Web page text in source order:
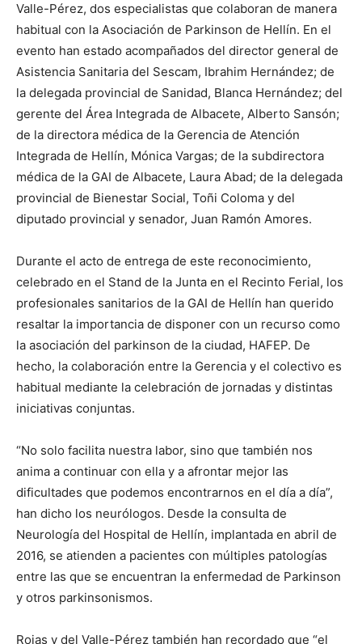
Valle-Pérez, dos especialistas que colaboran de manera
habitual con la Asociación de Parkinson de Hellín. En el
evento han estado acompañados del director general de
Asistencia Sanitaria del Sescam, Ibrahim Hernández; de
la delegada provincial de Sanidad, Blanca Hernández; del
gerente del Área Integrada de Albacete, Alberto Sansón;
de la directora médica de la Gerencia de Atención
Integrada de Hellín, Mónica Vargas; de la subdirectora
médica de la GAI de Albacete, Laura Abad; de la delegada
provincial de Bienestar Social, Toñi Coloma y del
diputado provincial y senador, Juan Ramón Amores.
Durante el acto de entrega de este reconocimiento,
celebrado en el Stand de la Junta en el Recinto Ferial, los
profesionales sanitarios de la GAI de Hellín han querido
resaltar la importancia de disponer con un recurso como
la asociación del parkinson de la ciudad, HAFEP. De
hecho, la colaboración entre la Gerencia y el colectivo es
habitual mediante la celebración de jornadas y distintas
iniciativas conjuntas.
“No solo facilita nuestra labor, sino que también nos
anima a continuar con ella y a afrontar mejor las
dificultades que podemos encontrarnos en el día a día”,
han dicho los neurólogos. Desde la consulta de
Neurología del Hospital de Hellín, implantada en abril de
2016, se atienden a pacientes con múltiples patologías
entre las que se encuentran la enfermedad de Parkinson
y otros parkinsonismos.
Rojas y del Valle-Pérez también han recordado que “el